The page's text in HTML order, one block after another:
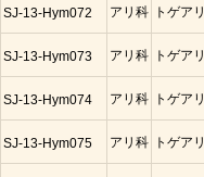
SJ-13-Hym072 アリ科 トゲアリ
SJ-13-Hym073 アリ科 トゲアリ
SJ-13-Hym074 アリ科 トゲアリ
SJ-13-Hym075 アリ科 トゲアリ